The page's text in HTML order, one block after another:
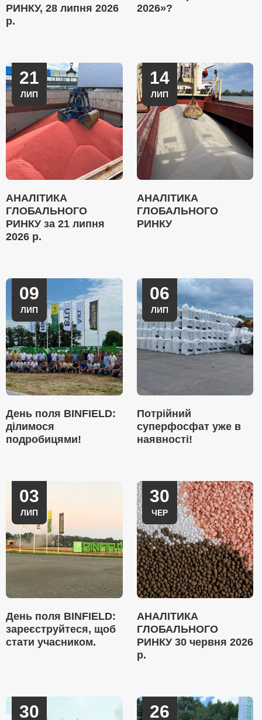
РИНКУ, 28 липня 2026
р.
2026»?
21
ЛИП
АНАЛІТИКА
ГЛОБАЛЬНОГО
РИНКУ за 21 липня
2026 р.
14
ЛИП
АНАЛІТИКА
ГЛОБАЛЬНОГО
РИНКУ
09
ЛИП
День поля BINFIELD:
ділимося
подробицями!
06
ЛИП
Потрійний
суперфосфат уже в
наявності!
03
ЛИП
День поля BINFIELD:
зареєструйтеся, щоб
стати учасником.
30
ЧЕР
АНАЛІТИКА
ГЛОБАЛЬНОГО
РИНКУ 30 червня 2026
р.
30 26